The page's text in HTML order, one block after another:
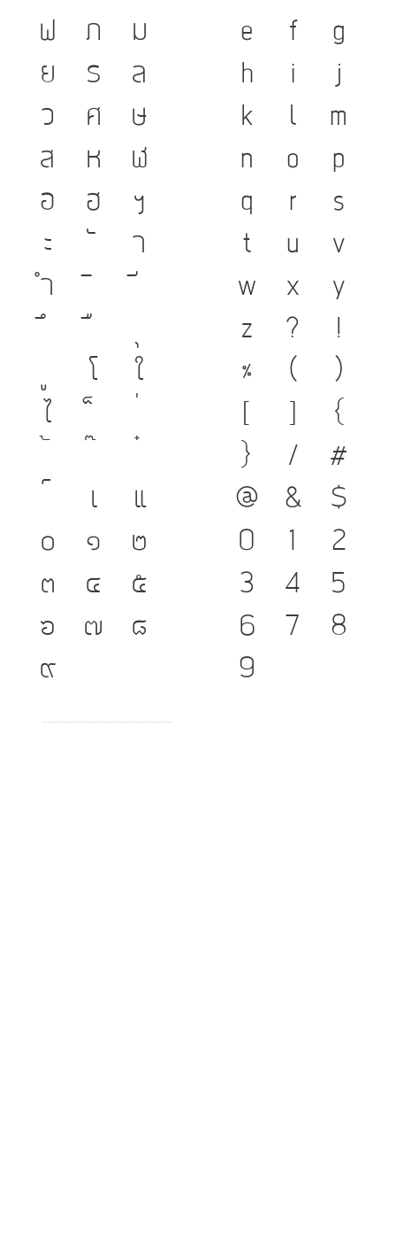
ฟ
ภ
ม
ย
ร
ล
ว
ศ
ษ
ส
ห
ฬ
อ
ฮ
ฯ
ะ
า
ำ
โ
ใ
ไ
เ
แ
๐
๑
๒
๓
๔
๕
๖
๗
๘
๙
e
f
g
h
i
j
k
l
m
n
o
p
q
r
s
t
u
v
w
x
y
z
?
!
%
(
)
{
}
/
#
@
&
$
0
2
3
4
5
6
7
8
9